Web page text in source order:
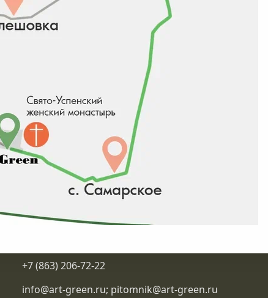
+7 (863) 206-72-22
info@art-green.ru; pitomnik@art-green.ru